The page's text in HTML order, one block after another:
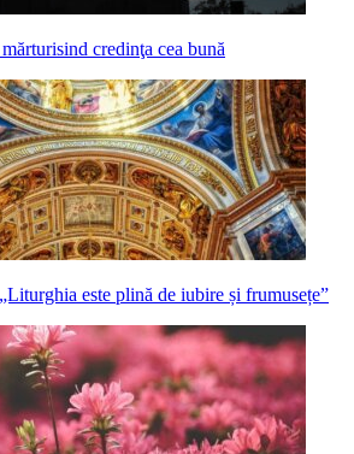
credinţa cea bună
este plină de iubire și frumusețe”